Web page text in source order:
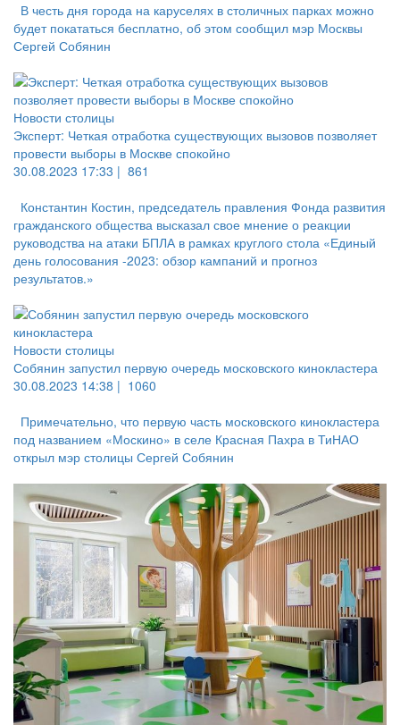
В честь дня города на каруселях в столичных парках можно
будет покататься бесплатно, об этом сообщил мэр Москвы
Сергей Собянин
Новости столицы
Эксперт: Четкая отработка существующих вызовов позволяет
провести выборы в Москве спокойно
30.08.2023 17:33 | 861
Константин Костин, председатель правления Фонда развития
гражданского общества высказал свое мнение о реакции
руководства на атаки БПЛА в рамках круглого стола «Единый
день голосования -2023: обзор кампаний и прогноз
результатов.»
Новости столицы
Собянин запустил первую очередь московского кинокластера
30.08.2023 14:38 | 1060
Примечательно, что первую часть московского кинокластера
под названием «Москино» в селе Красная Пахра в ТиНАО
открыл мэр столицы Сергей Собянин